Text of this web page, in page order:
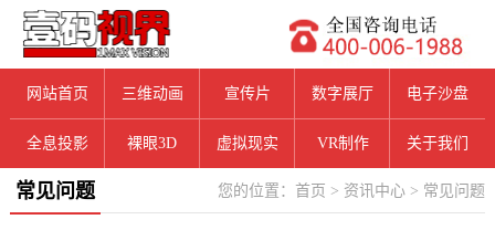
网站首页 三维动画 宣传片 数字展厅 电子沙盘
全息投影 裸眼3D 虚拟现实 VR制作 关于我们
您的位置： 首页 > 资讯中心 > 常见问题
常见问题